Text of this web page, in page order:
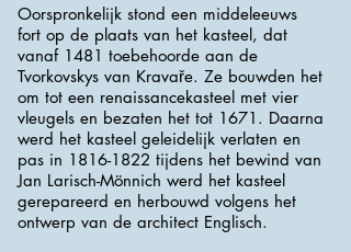
Oorspronkelijk stond een middeleeuws
fort op de plaats van het kasteel, dat
vanaf 1481 toebehoorde aan de
Tvorkovskys van Kravaře. Ze bouwden het
om tot een renaissancekasteel met vier
vleugels en bezaten het tot 1671. Daarna
werd het kasteel geleidelijk verlaten en
pas in 1816-1822 tijdens het bewind van
Jan Larisch-Mönnich werd het kasteel
gerepareerd en herbouwd volgens het
ontwerp van de architect Englisch.